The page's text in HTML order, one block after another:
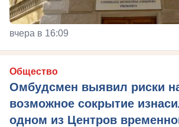
вчера в 16:09
Общество
Омбудсмен выявил риски
возможное сокрытие
одном из Центров